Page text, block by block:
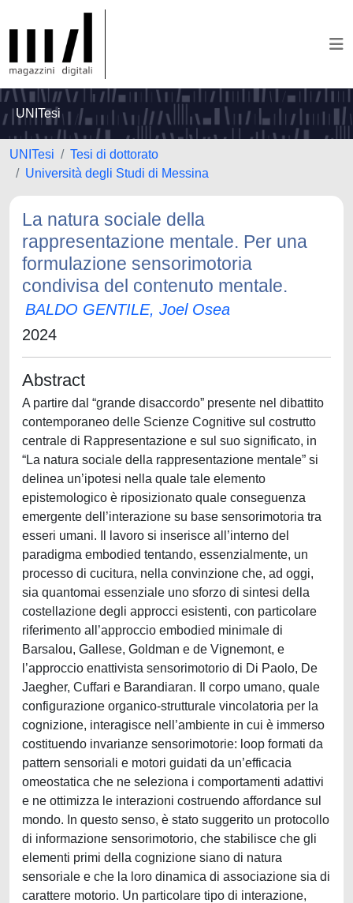
UNITesi
UNITesi
Tesi di dottorato
Università degli Studi di Messina
La natura sociale della
rappresentazione mentale. Per una
formulazione sensorimotoria
condivisa del contenuto mentale.
BALDO GENTILE, Joel Osea
2024
Abstract
A partire dal “grande disaccordo” presente nel dibattito
contemporaneo delle Scienze Cognitive sul costrutto
centrale di Rappresentazione e sul suo significato, in
“La natura sociale della rappresentazione mentale” si
delinea un’ipotesi nella quale tale elemento
epistemologico è riposizionato quale conseguenza
emergente dell’interazione su base sensorimotoria tra
esseri umani. Il lavoro si inserisce all’interno del
paradigma embodied tentando, essenzialmente, un
processo di cucitura, nella convinzione che, ad oggi,
sia quantomai essenziale uno sforzo di sintesi della
costellazione degli approcci esistenti, con particolare
riferimento all’approccio embodied minimale di
Barsalou, Gallese, Goldman e de Vignemont, e
l’approccio enattivista sensorimotorio di Di Paolo, De
Jaegher, Cuffari e Barandiaran. Il corpo umano, quale
configurazione organico-strutturale vincolatoria per la
cognizione, interagisce nell’ambiente in cui è immerso
costituendo invarianze sensorimotorie: loop formati da
pattern sensoriali e motori guidati da un’efficacia
omeostatica che ne seleziona i comportamenti adattivi
e ne ottimizza le interazioni costruendo affordance sul
mondo. In questo senso, è stato suggerito un protocollo
di informazione sensorimotorio, che stabilisce che gli
elementi primi della cognizione siano di natura
sensoriale e che la loro dinamica di associazione sia di
carattere motorio. Un particolare tipo di interazione,